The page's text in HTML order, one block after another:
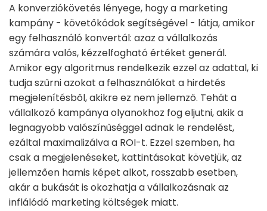
A konverziókövetés lényege, hogy a marketing
kampány - követőkódok segítségével - látja, amikor
egy felhasználó konvertál: azaz a vállalkozás
számára valós, kézzelfogható értéket generál.
Amikor egy algoritmus rendelkezik ezzel az adattal, ki
tudja szűrni azokat a felhasználókat a hirdetés
megjelenítésből, akikre ez nem jellemző. Tehát a
vállalkozó kampánya olyanokhoz fog eljutni, akik a
legnagyobb valószínűséggel adnak le rendelést,
ezáltal maximalizálva a ROI-t. Ezzel szemben, ha
csak a megjelenéseket, kattintásokat követjük, az
jellemzően hamis képet alkot, rosszabb esetben,
akár a bukását is okozhatja a vállalkozásnak az
inflálódó marketing költségek miatt.